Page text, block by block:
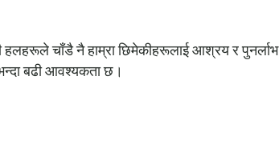
हलहरूले चाँडै नै हाम्रा छिमेकीहरूलाई आश्रय र पुनर्लाभ
बढी आवश्यकता छ।